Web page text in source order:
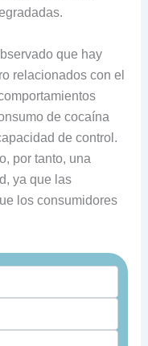
que hay
relacionados con el
de cocaína
de control.
por tanto, una
ya que las
los consumidores